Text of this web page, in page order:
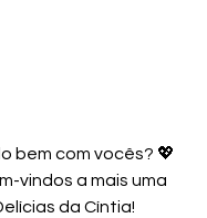
bem com vocês? 💖
vindos a mais uma
da Cíntia!